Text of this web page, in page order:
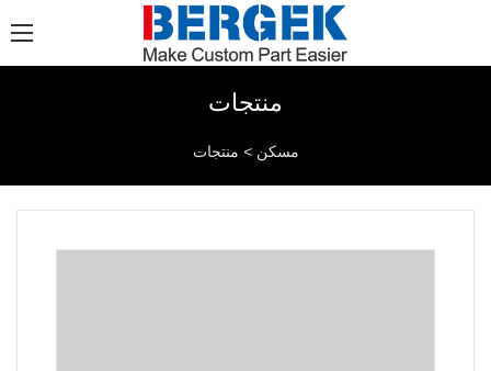
منتجات
مسكن > منتجات